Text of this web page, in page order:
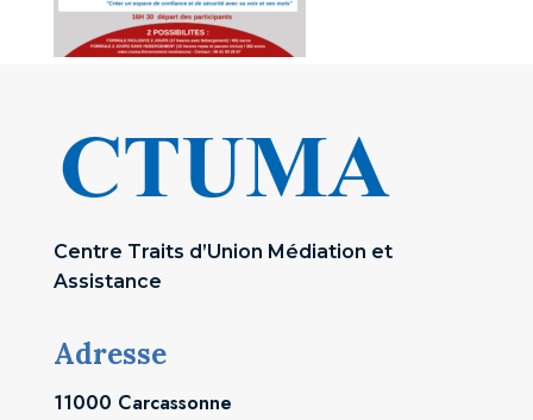
Centre Traits d’Union Médiation et
Assistance
Adresse
11000 Carcassonne